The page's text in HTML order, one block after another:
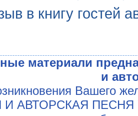
в книгу гостей
материали
и
Вашего
АВТОРСКАЯ ПЕСНЯ